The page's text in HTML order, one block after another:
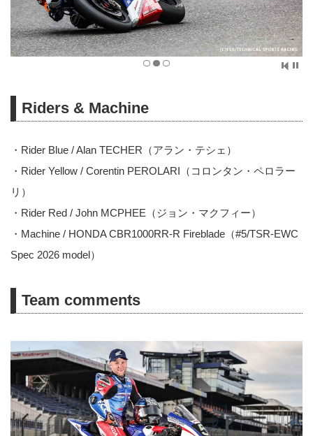
Riders & Machine
・Rider Blue / Alan TECHER（アラン・テシェ）
・Rider Yellow / Corentin PEROLARI（コロンタン・ペロラー
リ）
・Rider Red / John MCPHEE（ジョン・マクフィー）
・Machine / HONDA CBR1000RR-R Fireblade（#5/TSR-EWC
Spec 2026 model）
Team comments